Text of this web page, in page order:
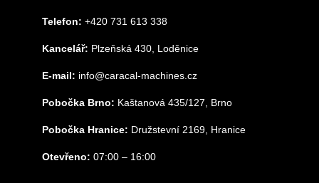
Telefon: +420 731 613 338
Kancelář: Plzeňská 430, Loděnice
E-mail: info@caracal-machines.cz
Pobočka Brno: Kaštanová 435/127, Brno
Pobočka Hranice: Družstevní 2169, Hranice
Otevřeno: 07:00 – 16:00